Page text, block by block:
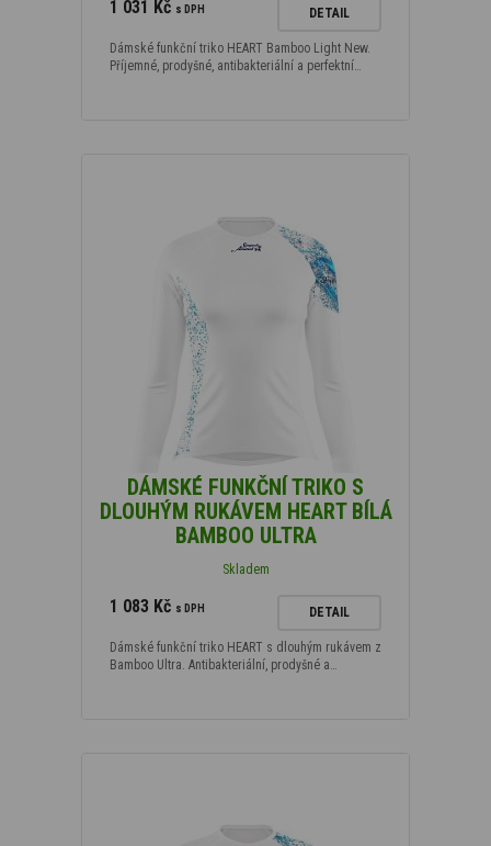
1 031 Kč s DPH DETAIL
Dámské funkční triko HEART Bamboo Light New.
Příjemné, prodyšné, antibakteriální a perfektní…
DÁMSKÉ FUNKČNÍ TRIKO S
DLOUHÝM RUKÁVEM HEART BÍLÁ
BAMBOO ULTRA
Skladem
1 083 Kč s DPH DETAIL
Dámské funkční triko HEART s dlouhým rukávem z
Bamboo Ultra. Antibakteriální, prodyšné a…